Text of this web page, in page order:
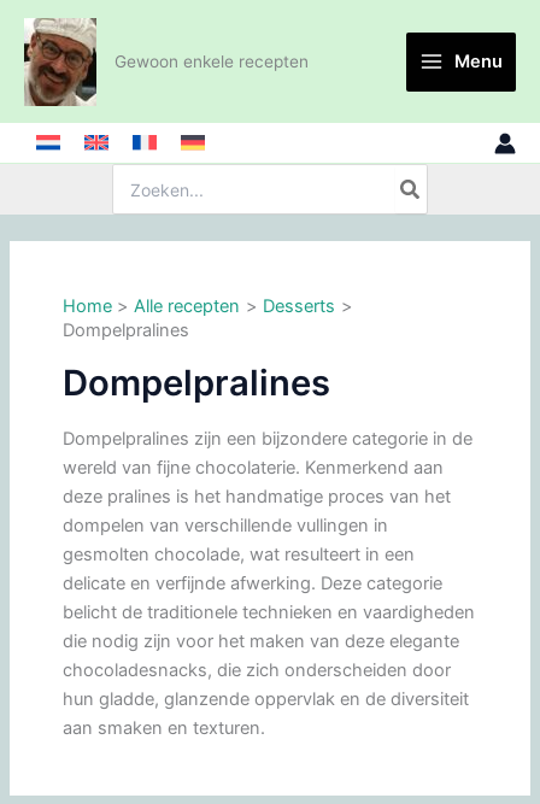
naar
inhoud
Gewoon enkele recepten Menu
Home Alle recepten
Desserts
Dompelpralines
Dompelpralines
Dompelpralines zijn een bijzondere categorie in de
wereld van fijne chocolaterie. Kenmerkend aan
deze pralines is het handmatige proces van het
dompelen van verschillende vullingen in
gesmolten chocolade, wat resulteert in een
delicate en verfijnde afwerking. Deze categorie
belicht de traditionele technieken en vaardigheden
die nodig zijn voor het maken van deze elegante
chocoladesnacks, die zich onderscheiden door
hun gladde, glanzende oppervlak en de diversiteit
aan smaken en texturen.